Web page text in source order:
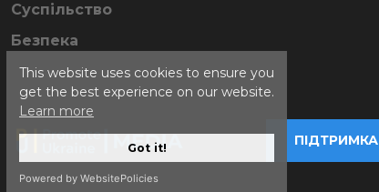
This website uses cookies to ensure you
get the best experience on our website.
Learn more
Got it!
Powered by WebsitePolicies
Суспільство
Безпека
ПІДТРИМКА